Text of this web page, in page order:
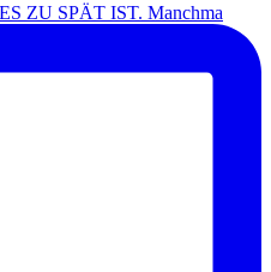
ZU SPÄT IST. Manchma